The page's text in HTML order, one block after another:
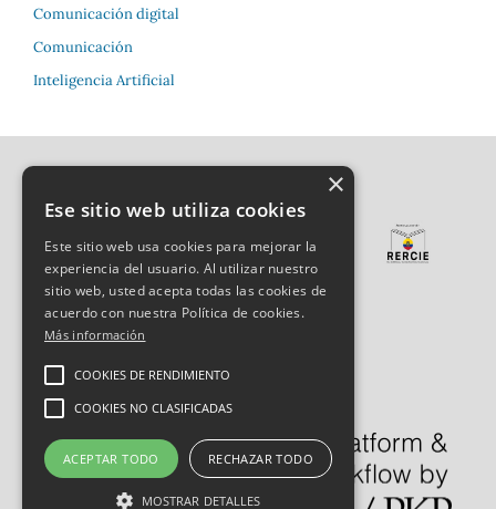
Comunicación digital
Comunicación
Inteligencia Artificial
×
Ese sitio web utiliza cookies
Este sitio web usa cookies para mejorar la
experiencia del usuario. Al utilizar nuestro
sitio web, usted acepta todas las cookies de
acuerdo con nuestra Política de cookies.
Más información
COOKIES DE RENDIMIENTO
COOKIES NO CLASIFICADAS
ACEPTAR TODO RECHAZAR TODO
MOSTRAR DETALLES